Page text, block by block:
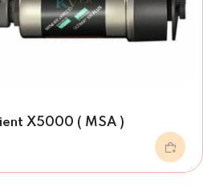
X5000 ( MSA )